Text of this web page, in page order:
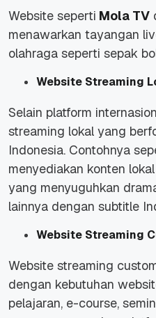
Website seperti Mola TV
menawarkan tayangan
olahraga seperti sepak
Website Streaming
Selain platform
streaming lokal yang
Indonesia. Contohnya
menyediakan konten
yang menyuguhkan
lainnya dengan subtitle
Website Streaming
Website streaming
dengan kebutuhan
pelajaran, e-course,